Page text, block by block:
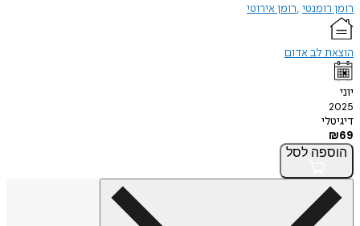
רומן רומנטי רומן אירוטי
הוצאת לב אדום
יוני
2025
דיגיטלי
₪69
הוספה לסל